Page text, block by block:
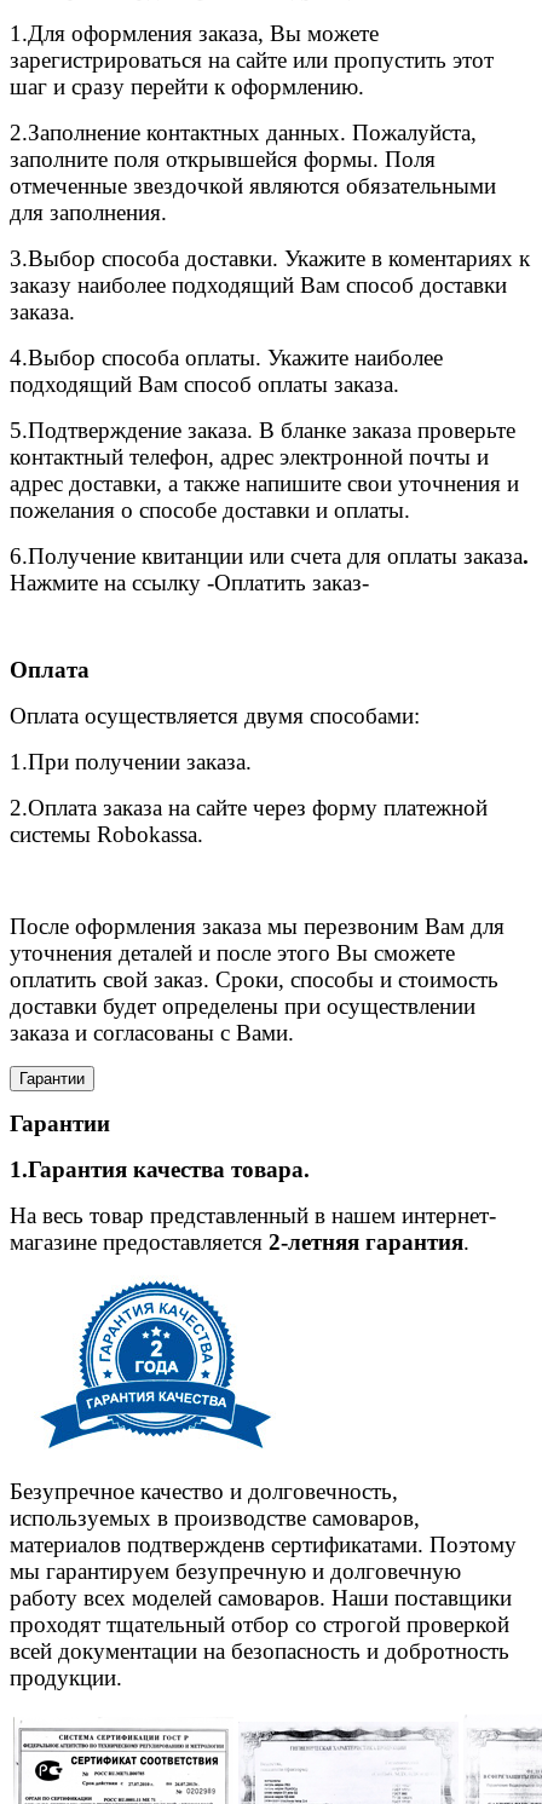
1.Для оформления заказа, Вы можете
зарегистрироваться на сайте или пропустить этот
шаг и сразу перейти к оформлению.
2.Заполнение контактных данных. Пожалуйста,
заполните поля открывшейся формы. Поля
отмеченные звездочкой являются обязательными
для заполнения.
3.Выбор способа доставки. Укажите в коментариях к
заказу наиболее подходящий Вам способ доставки
заказа.
4.Выбор способа оплаты. Укажите наиболее
подходящий Вам способ оплаты заказа.
5.Подтверждение заказа. В бланке заказа проверьте
контактный телефон, адрес электронной почты и
адрес доставки, а также напишите свои уточнения и
пожелания о способе доставки и оплаты.
6.Получение квитанции или счета для оплаты заказа.
Нажмите на ссылку -Оплатить заказ-
Оплата
Оплата осуществляется двумя способами:
1.При получении заказа.
2.Оплата заказа на сайте через форму платежной
системы Robokassa.
После оформления заказа мы перезвоним Вам для
уточнения деталей и после этого Вы сможете
оплатить свой заказ. Сроки, способы и стоимость
доставки будет определены при осуществлении
заказа и согласованы с Вами.
Гарантии
Гарантии
1.Гарантия качества товара.
На весь товар представленный в нашем интернет-
магазине предоставляется 2-летняя гарантия.
Безупречное качество и долговечность,
используемых в производстве самоваров,
материалов подтвержденв сертификатами. Поэтому
мы гарантируем безупречную и долговечную
работу всех моделей самоваров. Наши поставщики
проходят тщательный отбор со строгой проверкой
всей документации на безопасность и добротность
продукции.